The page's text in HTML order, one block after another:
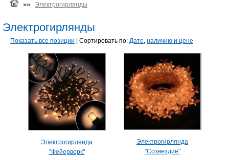
»» Электрогирлянды
Электрогирлянды
Показать все позиции | Сортировать по: Дате, наличию и цене
Электрогирлянда
"Фейерверк"
Электрогирлянда
"Созвездие"